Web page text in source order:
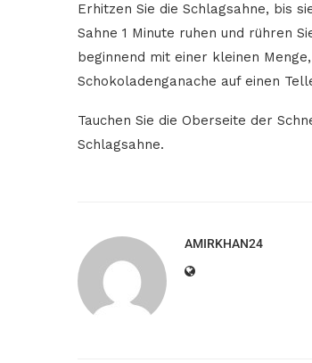
Erhitzen Sie die Schlagsahne, bis
Sahne 1 Minute ruhen und rühren
beginnend mit einer kleinen
Schokoladenganache auf einen
Tauchen Sie die Oberseite der
Schlagsahne.
AMIRKHAN24